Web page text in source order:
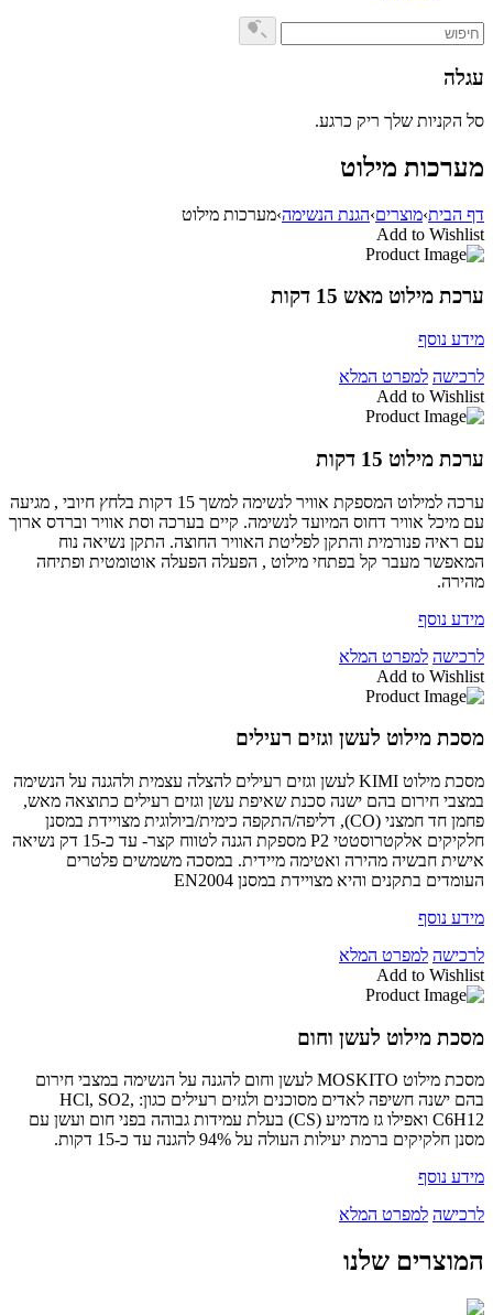
עגלה
סל הקניות שלך ריק כרגע.
מערכות מילוט
דף הבית›מוצרים›הגנת הנשימה›מערכות מילוט
Add to Wishlist
ערכת מילוט מאש 15 דקות
מידע נוסף
לרכישה למפרט המלא
Add to Wishlist
ערכת מילוט 15 דקות
ערכה למילוט המספקת אוויר לנשימה למשך 15 דקות בלחץ חיובי , מגיעה
עם מיכל אוויר דחוס המיועד לנשימה. קיים בערכה וסת אוויר וברדס ארוך
עם ראיה פנורמית והתקן לפליטת האוויר החוצה. התקן נשיאה נוח
המאפשר מעבר קל בפתחי מילוט , הפעלה הפעלה אוטומטית ופתיחה
מהירה.
מידע נוסף
לרכישה למפרט המלא
Add to Wishlist
מסכת מילוט לעשן וגזים רעילים
מסכת מילוט KIMI לעשן וגזים רעילים להצלה עצמית ולהגנה על הנשימה
במצבי חירום בהם ישנה סכנת שאיפת עשן וגזים רעילים כתוצאה מאש,
פחמן חד חמצני (CO), דליפה/התקפה כימית/ביולוגית מצויידת במסנן
חלקיקים אלקטרוסטטי P2 מספקת הגנה לטווח קצר- עד כ-15 דק נשיאה
אישית חבשיה מהירה ואטימה מיידית. במסכה משמשים פלטרים
העומדים בתקנים והיא מצויידת במסנן EN2004
מידע נוסף
לרכישה למפרט המלא
Add to Wishlist
מסכת מילוט לעשן וחום
מסכת מילוט MOSKITO לעשן וחום להגנה על הנשימה במצבי חירום
בהם ישנה חשיפה לאדים מסוכנים ולגזים רעילים כגון: HCl, SO2,
C6H12 ואפילו גז מדמיע (CS) בעלת עמידות גבוהה בפני חום ועשן עם
מסנן חלקיקים ברמת יעילות העולה על 94% להגנה עד כ-15 דקות.
מידע נוסף
לרכישה למפרט המלא
המוצרים שלנו